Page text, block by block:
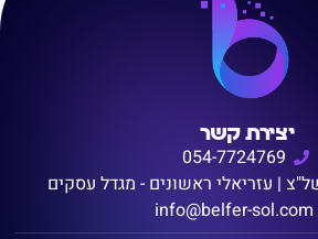
יצירת קשר
054-7724769
info@belfer-sol.com